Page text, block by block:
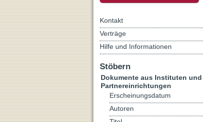
Kontakt
Verträge
Hilfe und Informationen
Stöbern
Dokumente aus Instituten und
Partnereinrichtungen
Erscheinungsdatum
Autoren